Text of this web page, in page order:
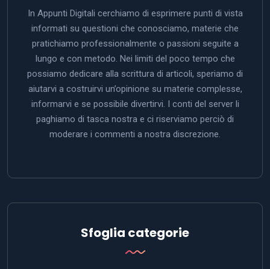
In Appunti Digitali cerchiamo di esprimere punti di vista
informati su questioni che conosciamo, materie che
pratichiamo professionalmente o passioni seguite a
lungo e con metodo. Nei limiti del poco tempo che
possiamo dedicare alla scrittura di articoli, speriamo di
aiutarvi a costruirvi un’opinione su materie complesse,
informarvi e se possibile divertirvi. I conti del server li
paghiamo di tasca nostra e ci riserviamo perciò di
moderare i commenti a nostra discrezione.
Sfoglia categorie